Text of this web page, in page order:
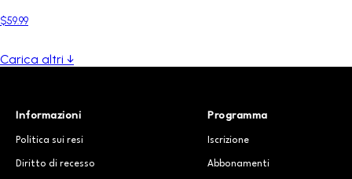
$59.99
Carica altri ↓
Informazioni
Politica sui resi
Diritto di recesso
Programma
Iscrizione
Abbonamenti